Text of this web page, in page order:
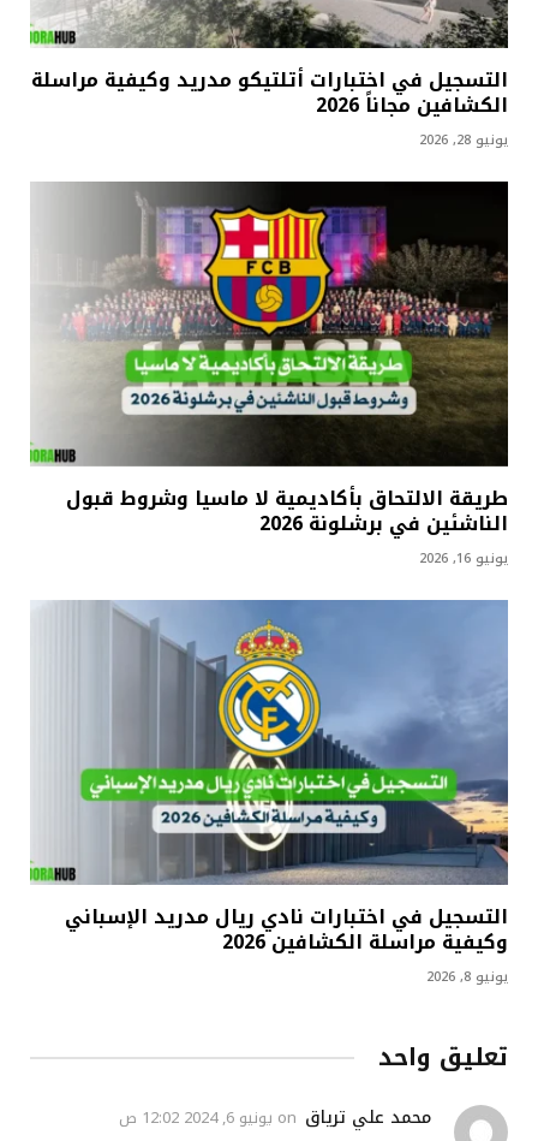
التسجيل في اختبارات أتلتيكو مدريد وكيفية مراسلة
الكشافين مجاناً 2026
يونيو 28, 2026
طريقة الالتحاق بأكاديمية لا ماسيا وشروط قبول
الناشئين في برشلونة 2026
يونيو 16, 2026
التسجيل في اختبارات نادي ريال مدريد الإسباني
وكيفية مراسلة الكشافين 2026
يونيو 8, 2026
تعليق واحد
محمد علي ترياق يونيو 6, 2024 12:02 ص